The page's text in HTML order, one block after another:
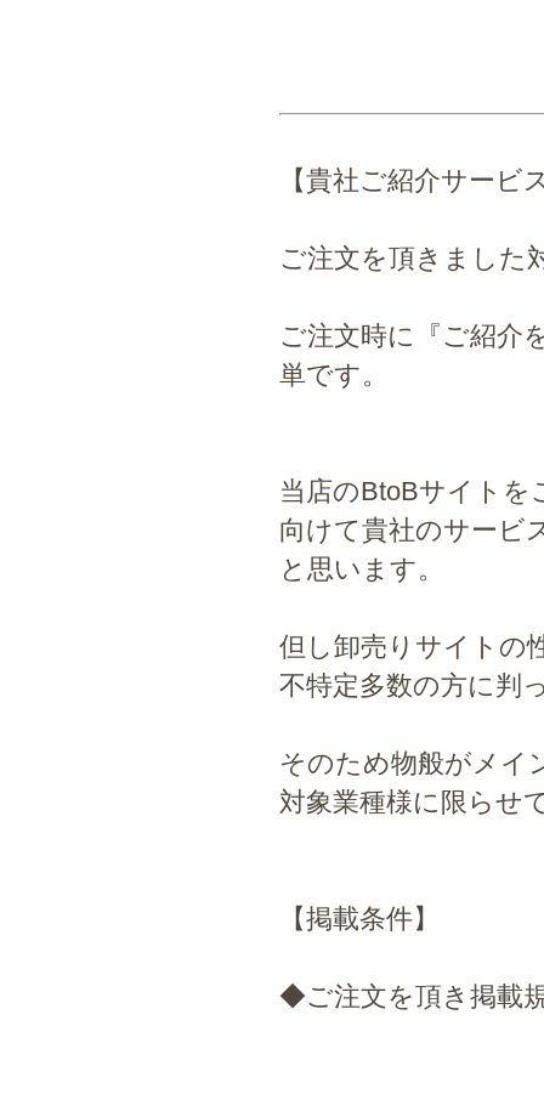
【貴社ご紹介サービ
ご注文を頂きました
ご注文時に『ご紹介
単です。
当店のBtoBサイトを
向けて貴社のサービ
と思います。
但し卸売りサイトの
不特定多数の方に判
そのため物般がメイ
対象業種様に限らせ
【掲載条件】
◆ご注文を頂き掲載